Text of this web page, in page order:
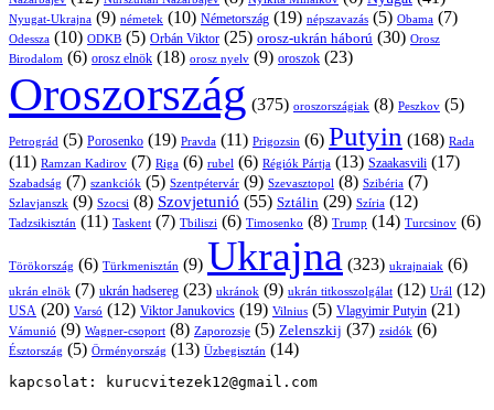
Nyugat-Ukrajna (9) németek (10) Németország (19) népszavazás (5) Obama (7)
Odessza (10) ODKB (5) Orbán Viktor (25) orosz-ukrán háború (30) Orosz
Birodalom (6) orosz elnök (18) orosz nyelv (9) oroszok (23)
Oroszország (375) oroszországiak (8) Peszkov (5)
Petrográd (5) Porosenko (19) Pravda (11) Prigozsin (6) Putyin (168) Rada
(11) Ramzan Kadirov (7) Riga (6) rubel (6) Régiók Pártja (13) Szaakasvili (17)
Szabadság (7) szankciók (5) Szentpétervár (9) Szevasztopol (8) Szibéria (7)
Szlavjanszk (9) Szocsi (8) Szovjetunió (55) Sztálin (29) Szíria (12)
Tadzsikisztán (11) Taskent (7) Tbiliszi (6) Timosenko (8) Trump (14) Turcsinov (6)
Törökország (6) Türkmenisztán (9) Ukrajna (323) ukrajnaiak (6)
ukrán elnök (7) ukrán hadsereg (23) ukránok (9) ukrán titkosszolgálat (12) Urál (12)
USA (20) Varsó (12) Viktor Janukovics (19) Vilnius (5) Vlagyimir Putyin (21)
Vámunió (9) Wagner-csoport (8) Zaporozsje (5) Zelenszkij (37) zsidók (6)
Észtország (5) Örményország (13) Üzbegisztán (14)
kapcsolat: kurucvitezek12@gmail.com